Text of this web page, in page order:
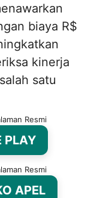
biaya R$
kinerja
satu
Resmi
PLAY
Resmi
APEL